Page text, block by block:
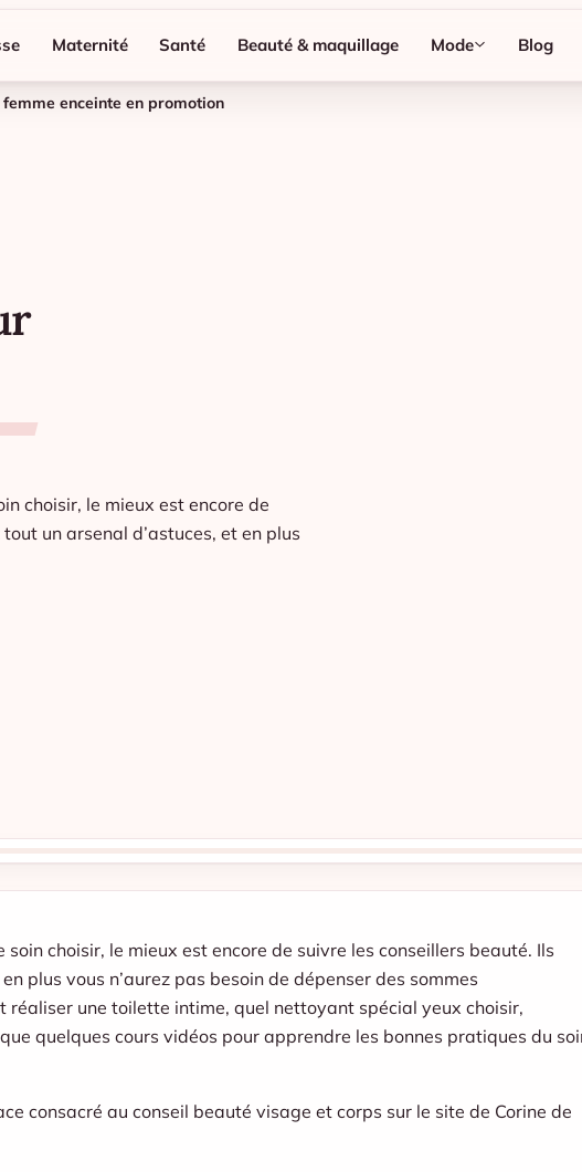
Maternité Santé Beauté & maquillage Mode Blog
enceinte en promotion
choisir, le mieux est encore de
un arsenal d’astuces, et en plus
choisir, le mieux est encore de suivre les conseillers beauté. Ils
plus vous n’aurez pas besoin de dépenser des sommes
réaliser une toilette intime, quel nettoyant spécial yeux choisir,
quelques cours vidéos pour apprendre les bonnes pratiques du
consacré au conseil beauté visage et corps sur le site de Corine de